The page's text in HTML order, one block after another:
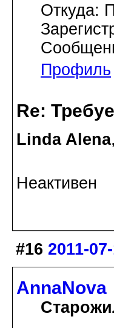
Откуда:
Профиль
Re:
Linda Alena,
Неактивен
#16 2011-
AnnaNova